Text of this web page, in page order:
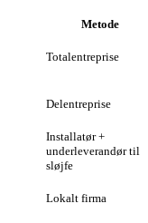
Metode
Totalentreprise
Delentreprise
Installatør +
underleverandør til
sløjfe
Lokalt firma